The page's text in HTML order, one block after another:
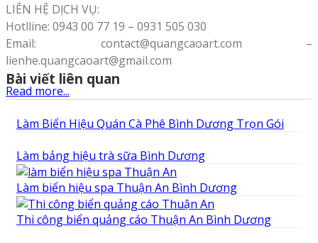
LIÊN HỆ DỊCH VỤ:
Hotlline: 0943 00 77 19 – 0931 505 030
Email: contact@quangcaoart.com –
lienhe.quangcaoart@gmail.com
Read more...
Bài viết liên quan
Làm Biển Hiệu Quán Cà Phê Bình Dương Trọn Gói
Làm bảng hiệu trà sữa Bình Dương
Làm biển hiệu spa Thuận An Bình Dương
Thi công biển quảng cáo Thuận An Bình Dương